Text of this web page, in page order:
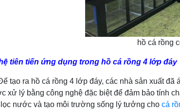
hồ cá rồng
tiên tiến ứng dụng trong hồ cá rồng 4 lớp đáy
hồ cá rồng 4 lớp đáy, các nhà sản xuất đã áp
xử lý bằng công nghệ đặc biệt để đảm bảo tính
lọc nước và tạo môi trường sống lý tưởng cho cá